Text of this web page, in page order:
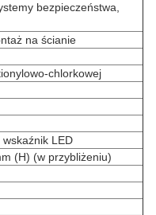
bezpieczeństwa,
na ścianie
chlorkowej
LED
(H) (w przybliżeniu)